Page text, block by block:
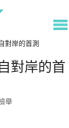
對岸的首測
對岸的首
舉